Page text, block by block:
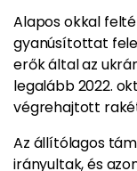
Alapos okkal
gyanúsítottat
erők által az
legalább 2022.
végrehajtott
Az állítólagos
irányultak, és